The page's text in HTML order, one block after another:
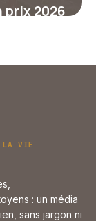
prix 2026
LA VIE
: un média
sans jargon ni